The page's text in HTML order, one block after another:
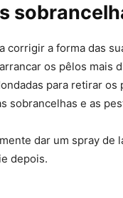
corrigir a forma das
os pêlos mais
para retirar os
sobrancelhas e as
dar um spray de
depois.